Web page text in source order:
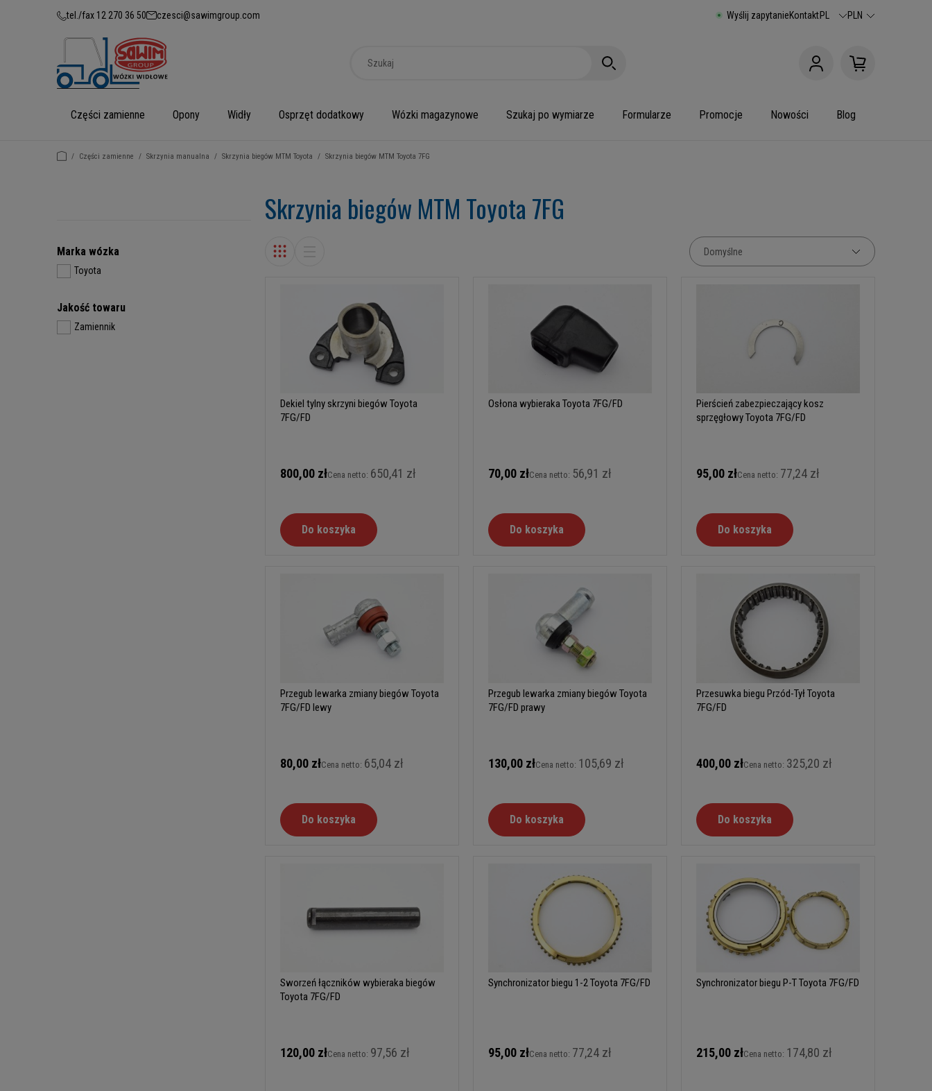
tel./fax 12 270 36 50 czesci@sawimgroup.com Wyślij zapytanieKontaktPL PLN
Części zamienne Opony Widły Osprzęt dodatkowy Wózki magazynowe Szukaj po wymiarze Formularze Promocje Nowości Blog
/ Części zamienne / Skrzynia manualna / Skrzynia biegów MTM Toyota / Skrzynia biegów MTM Toyota 7FG
Marka wózka
Toyota
Jakość towaru
Zamiennik
Skrzynia biegów MTM Toyota 7FG
Dekiel tylny skrzyni biegów Toyota
7FG/FD
800,00 złCena netto: 650,41 zł
Do koszyka
Osłona wybieraka Toyota 7FG/FD
70,00 złCena netto: 56,91 zł
Do koszyka
Pierścień zabezpieczający kosz
sprzęgłowy Toyota 7FG/FD
95,00 złCena netto: 77,24 zł
Do koszyka
Przegub lewarka zmiany biegów Toyota
7FG/FD lewy
80,00 złCena netto: 65,04 zł
Do koszyka
Przegub lewarka zmiany biegów Toyota
7FG/FD prawy
130,00 złCena netto: 105,69 zł
Do koszyka
Przesuwka biegu Przód-Tył Toyota
7FG/FD
400,00 złCena netto: 325,20 zł
Do koszyka
Sworzeń łączników wybieraka biegów
Toyota 7FG/FD
120,00 złCena netto: 97,56 zł
Synchronizator biegu 1-2 Toyota 7FG/FD
95,00 złCena netto: 77,24 zł
Synchronizator biegu P-T Toyota 7FG/FD
215,00 złCena netto: 174,80 zł